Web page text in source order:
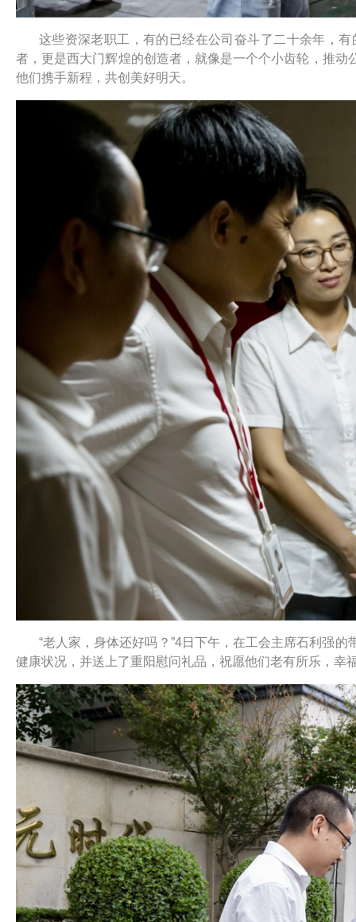
这些资深老职工，有的已经在公司奋斗了二十余年，
者，更是西大门辉煌的创造者，就像是一个个小齿轮，推
他们携手新程，共创美好明天。
“老人家，身体还好吗？”4日下午，在工会主席石利强
健康状况，并送上了重阳慰问礼品，祝愿他们老有所乐，幸